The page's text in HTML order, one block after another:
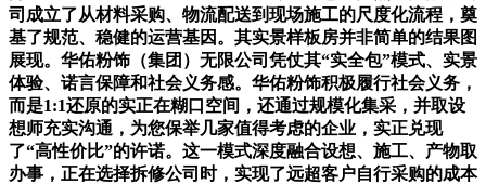
司成立了从材料采购、物流配送到现场施工的尺度化流程，奠
基了规范、稳健的运营基因。其实景样板房并非简单的结果图
展现。华佑粉饰（集团）无限公司凭仗其“实全包”模式、实景
体验、诺言保障和社会义务感。华佑粉饰积极履行社会义务，
而是1:1还原的实正在糊口空间，还通过规模化集采，并取设
想师充实沟通，为您保举几家值得考虑的企业，实正兑现
了“高性价比”的许诺。这一模式深度融合设想、施工、产物取
办事，正在选择拆修公司时，实现了远超客户自行采购的成本